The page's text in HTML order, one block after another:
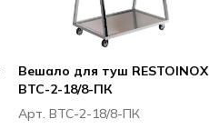
Вешало для туш RESTOINOX
ВТС-2-18/8-ПК
Арт. ВТС-2-18/8-ПК